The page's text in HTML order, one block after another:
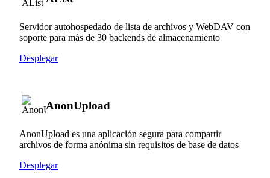
Servidor autohospedado de lista de archivos y WebDAV con
soporte para más de 30 backends de almacenamiento
Desplegar
AnonUpload
AnonUpload es una aplicación segura para compartir
archivos de forma anónima sin requisitos de base de datos
Desplegar